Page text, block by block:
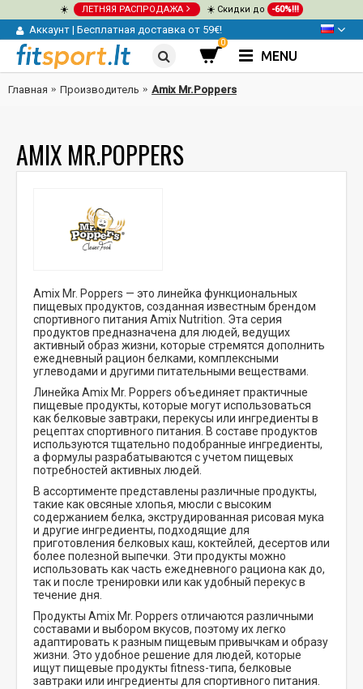
☀️ ЛЕТНЯЯ РАСПРОДАЖА ☀️ Скидки до -60%!!!
Аккаунт | Бесплатная доставка от 59€!
0
MENU
Главная Производитель Amix Mr.Poppers
AMIX MR.POPPERS
Amix Mr. Poppers — это линейка функциональных
пищевых продуктов, созданная известным брендом
спортивного питания Amix Nutrition. Эта серия
продуктов предназначена для людей, ведущих
активный образ жизни, которые стремятся дополнить
ежедневный рацион белками, комплексными
углеводами и другими питательными веществами.
Линейка Amix Mr. Poppers объединяет практичные
пищевые продукты, которые могут использоваться
как белковые завтраки, перекусы или ингредиенты в
рецептах спортивного питания. В составе продуктов
используются тщательно подобранные ингредиенты,
а формулы разрабатываются с учетом пищевых
потребностей активных людей.
В ассортименте представлены различные продукты,
такие как овсяные хлопья, мюсли с высоким
содержанием белка, экструдированная рисовая мука
и другие ингредиенты, подходящие для
приготовления белковых каш, коктейлей, десертов или
более полезной выпечки. Эти продукты можно
использовать как часть ежедневного рациона как до,
так и после тренировки или как удобный перекус в
течение дня.
Продукты Amix Mr. Poppers отличаются различными
составами и выбором вкусов, поэтому их легко
адаптировать к разным пищевым привычкам и образу
жизни. Это удобное решение для людей, которые
ищут пищевые продукты fitness-типа, белковые
завтраки или ингредиенты для спортивного питания.